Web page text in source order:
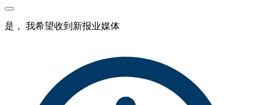
是， 我希望收到新报业媒体